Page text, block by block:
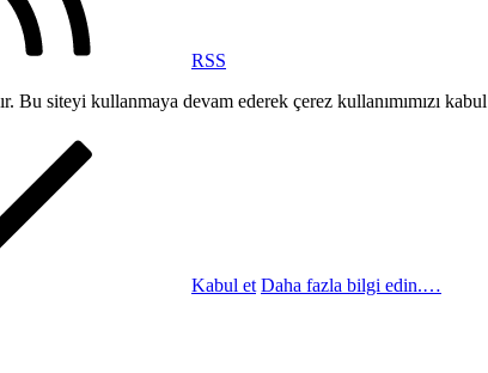
RSS
Bu siteyi kullanmaya devam ederek çerez kullanımımızı
Kabul et Daha fazla bilgi edin.…